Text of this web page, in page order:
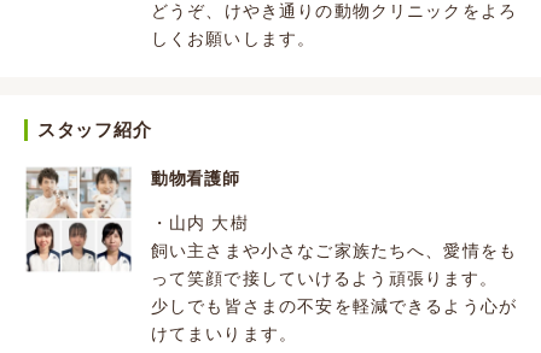
どうぞ、けやき通りの動物クリニックをよろ
しくお願いします。
スタッフ紹介
動物看護師
・山内 大樹
飼い主さまや小さなご家族たちへ、愛情をも
って笑顔で接していけるよう頑張ります。
少しでも皆さまの不安を軽減できるよう心が
けてまいります。